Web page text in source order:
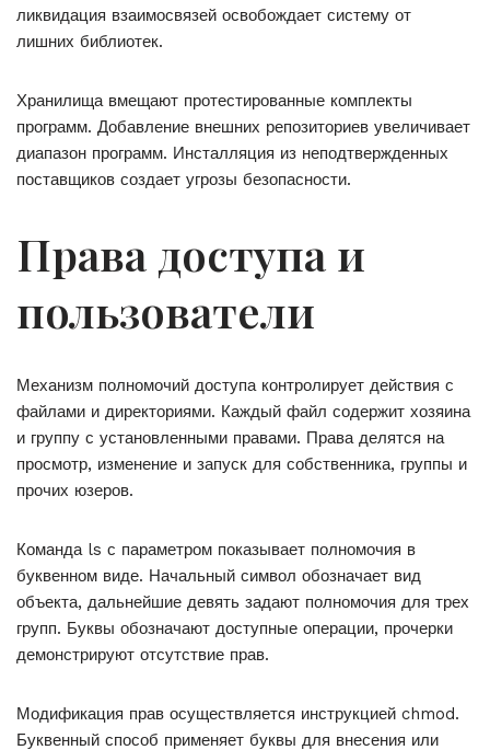
ликвидация взаимосвязей освобождает систему от
лишних библиотек.
Хранилища вмещают протестированные комплекты
программ. Добавление внешних репозиториев увеличивает
диапазон программ. Инсталляция из неподтвержденных
поставщиков создает угрозы безопасности.
Права доступа и
пользователи
Механизм полномочий доступа контролирует действия с
файлами и директориями. Каждый файл содержит хозяина
и группу с установленными правами. Права делятся на
просмотр, изменение и запуск для собственника, группы и
прочих юзеров.
Команда ls с параметром показывает полномочия в
буквенном виде. Начальный символ обозначает вид
объекта, дальнейшие девять задают полномочия для трех
групп. Буквы обозначают доступные операции, прочерки
демонстрируют отсутствие прав.
Модификация прав осуществляется инструкцией chmod.
Буквенный способ применяет буквы для внесения или